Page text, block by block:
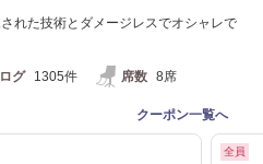
れた技術とダメージレスでオシャレで
グ 1305件 席数 8席
クーポン一覧へ
全員